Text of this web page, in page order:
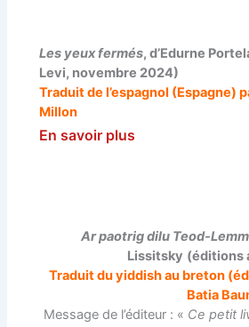
Les yeux fermés, d’Edurne
Levi, novembre 2024)
Traduit de l’espagnol (Espagne)
Millon
En savoir plus
Ar paotrig dilu Teod-Lemm
Lissitsky (éditions
Traduit du yiddish au breton
Batia
Message de l’éditeur : « Ce petit